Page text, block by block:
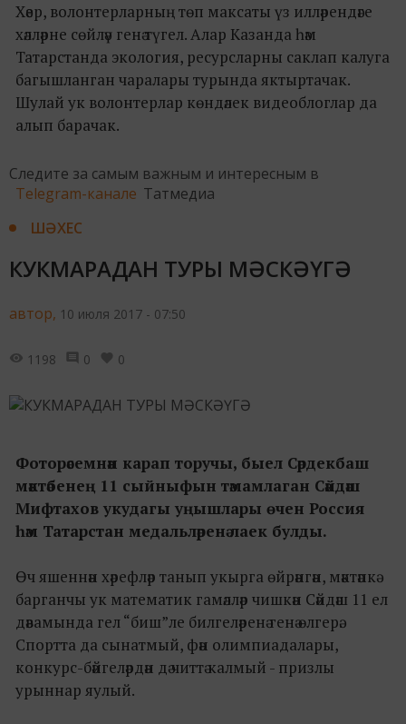
Хәер, волонтерларның төп максаты үз илләрендәге
хәлләрне сөйләү генә түгел. Алар Казанда һәм
Татарстанда экология, ресурсларны саклап калуга
багышланган чаралары турында яктыртачак.
Шулай ук волонтерлар көндәлек видеоблоглар да
алып барачак.
Следите за самым важным и интересным в
Telegram-канале Татмедиа
ШӘХЕС
КУКМАРАДАН ТУРЫ МӘСКӘҮГӘ
автор, 10 июля 2017 - 07:50
1198 0 0
Фоторәсемнән карап торучы, быел Сәрдекбаш
мәктәбенең 11 сыйныфын тәмамлаган Сәйдәш
Мифтахов укудагы уңышлары өчен Россия
һәм Татарстан медальләренә лаек булды.
Өч яшеннән хәрефләр танып укырга өйрәнгән, мәктәпкә
барганчы ук математик гамәлләр чишкән Сәйдәш 11 ел
дәвамында гел “биш”ле билгеләренә генә өлгерә.
Спортта да сынатмый, фән олимпиадалары,
конкурс-бәйгеләрдән дә читтә калмый - призлы
урыннар яулый.